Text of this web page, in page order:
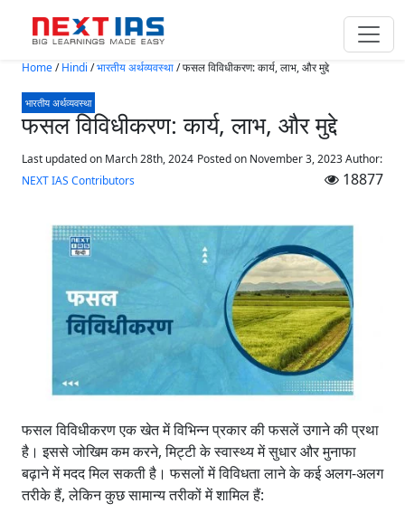
Skip to main content
Home/Hindi /भारतीय अर्थव्यवस्था/फसल विविधीकरण: कार्य, लाभ, और मुद्दे
भारतीय अर्थव्यवस्था
फसल विविधीकरण: कार्य, लाभ, और मुद्दे
Last updated on March 28th, 2024 Posted on November 3, 2023Author:
NEXT IAS Contributors
18877
फसल विविधीकरण एक खेत में विभिन्न प्रकार की फसलें उगाने की प्रथा
है। इससे जोखिम कम करने, मिट्टी के स्वास्थ्य में सुधार और मुनाफा
बढ़ाने में मदद मिल सकती है। फसलों में विविधता लाने के कई अलग-अलग
तरीके हैं, लेकिन कुछ सामान्य तरीकों में शामिल हैं: